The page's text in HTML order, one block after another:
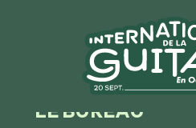
LE BUREAU